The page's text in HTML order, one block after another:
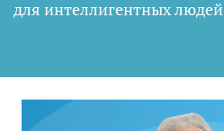
для интеллигентных людей